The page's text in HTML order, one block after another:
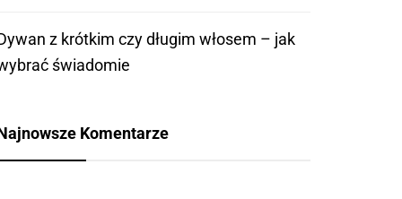
z krótkim czy długim włosem – jak
świadomie
Komentarze